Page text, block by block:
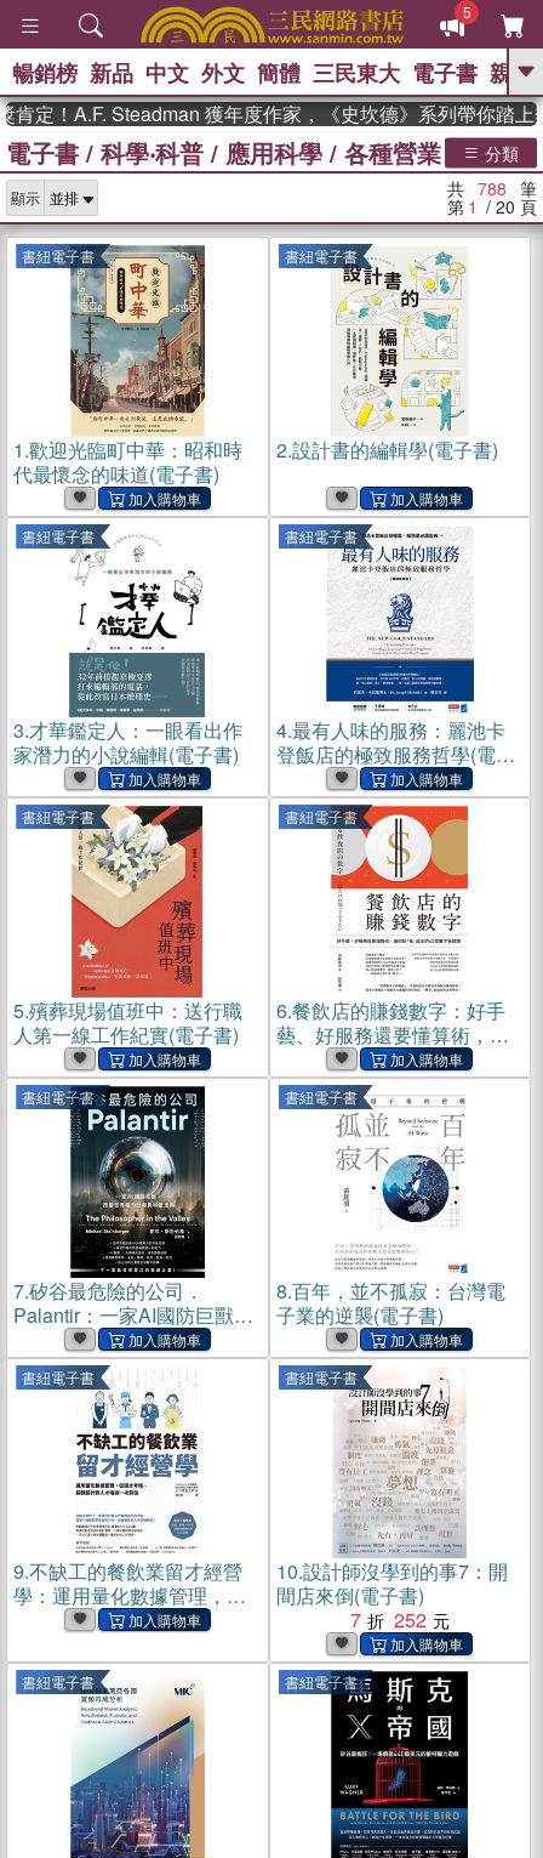
5
GO
熱搜： 東野圭吾 、 高希均教授回憶錄
、 The Odyssey 、 父親節 、 如果歷
國際布克
獎 臺灣漫遊錄 、 方念華 、 台灣的李
登輝時代 、 數學女孩：黎曼猜想
偉大的迷走神經
暢銷榜 新品 中文 外文 簡體 三民東大 電子書 親子
A.F. Steadman 獲年度作家，《史坎德》系列帶你踏上熱血
電子書 / 科學‧科普 / 應用科學 / 各種營業 分類
顯示 共 788 筆
第 1 / 20 頁
書紐電子書
1.歡迎光臨町中華：昭和時
代最懷念的味道(電子書)
書紐電子書
2.設計書的編輯學(電子書)
書紐電子書
3.才華鑑定人：一眼看出作
家潛力的小說編輯(電子書)
書紐電子書
4.最有人味的服務：麗池卡
登飯店的極致服務哲學(電子
書紐電子書
5.殯葬現場值班中：送行職
人第一線工作紀實(電子書)
書紐電子書
6.餐飲店的賺錢數字：好手
藝、好服務還要懂算術，讓
你點「食」成金的42堂數字
管理課(電子書)
書紐電子書
7.矽谷最危險的公司．
Palantir：一家AI國防巨獸，
改變世界權力分布與科技走
向(電子書)
書紐電子書
8.百年，並不孤寂：台灣電
子業的逆襲(電子書)
書紐電子書
9.不缺工的餐飲業留才經營
學：運用量化數據管理，從
選才考核、薪酬設計到人才
書紐電子書
10.設計師沒學到的事7：開
間店來倒(電子書)
7
252
書紐電子書 書紐電子書